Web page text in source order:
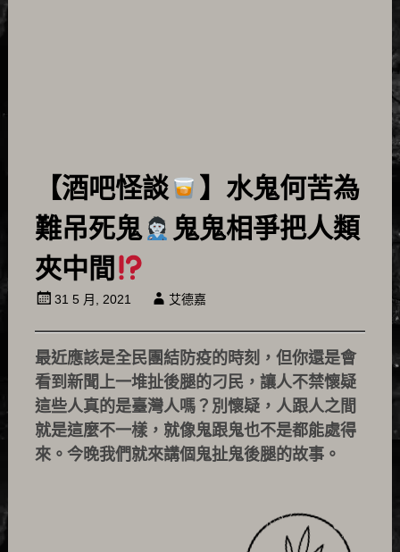
【酒吧怪談
】水鬼何苦為
難吊死鬼
鬼鬼相爭把人類
夾中間
31 5 月, 2021 艾德嘉
最近應該是全民團結防疫的時刻，但你還是會
看到新聞上一堆扯後腿的刁民，讓人不禁懷疑
這些人真的是臺灣人嗎？別懷疑，人跟人之間
就是這麼不一樣，就像鬼跟鬼也不是都能處得
來。今晚我們就來講個鬼扯鬼後腿的故事。